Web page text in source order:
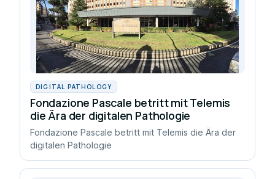
DIGITAL PATHOLOGY
Fondazione Pascale betritt mit Telemis
die Ära der digitalen Pathologie
Fondazione Pascale betritt mit Telemis die Ära der
digitalen Pathologie